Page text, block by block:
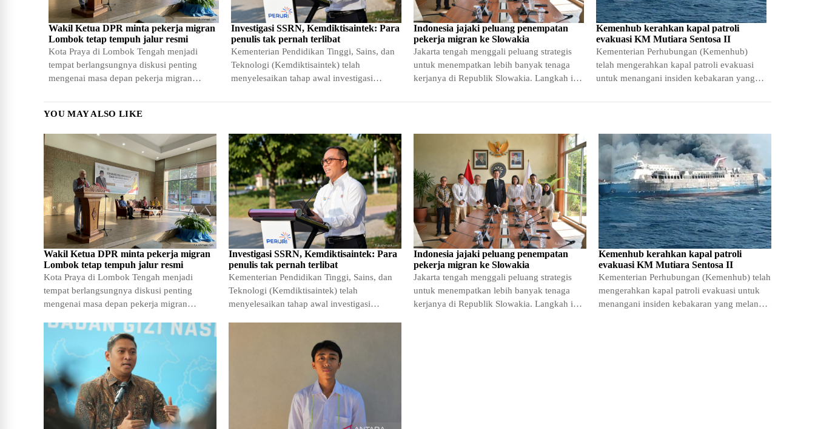
Wakil Ketua DPR minta pekerja migran
Lombok tetap tempuh jalur resmi
Kota Praya di Lombok Tengah menjadi
tempat berlangsungnya diskusi penting
mengenai masa depan pekerja migran
SMKN 1
Investigasi SSRN, Kemdiktisaintek: Para
penulis tak pernah terlibat
Kementerian Pendidikan Tinggi, Sains, dan
Teknologi (Kemdiktisaintek) telah
menyelesaikan tahap awal investigasi
Indonesia jajaki peluang penempatan
pekerja migran ke Slowakia
Jakarta tengah menggali peluang strategis
untuk menempatkan lebih banyak tenaga
kerjanya di Republik Slowakia. Langkah ini
Kemenhub kerahkan kapal patroli
evakuasi KM Mutiara Sentosa II
Kementerian Perhubungan (Kemenhub)
telah mengerahkan kapal patroli evakuasi
untuk menangani insiden kebakaran yang
Sentosa
YOU MAY ALSO LIKE
Wakil Ketua DPR minta pekerja migran
Lombok tetap tempuh jalur resmi
Kota Praya di Lombok Tengah menjadi
tempat berlangsungnya diskusi penting
mengenai masa depan pekerja migran
SMKN 1
Investigasi SSRN, Kemdiktisaintek: Para
penulis tak pernah terlibat
Kementerian Pendidikan Tinggi, Sains, dan
Teknologi (Kemdiktisaintek) telah
menyelesaikan tahap awal investigasi
Indonesia jajaki peluang penempatan
pekerja migran ke Slowakia
Jakarta tengah menggali peluang strategis
untuk menempatkan lebih banyak tenaga
kerjanya di Republik Slowakia. Langkah ini
Kemenhub kerahkan kapal patroli
evakuasi KM Mutiara Sentosa II
Kementerian Perhubungan (Kemenhub) telah
mengerahkan kapal patroli evakuasi untuk
menangani insiden kebakaran yang melanda